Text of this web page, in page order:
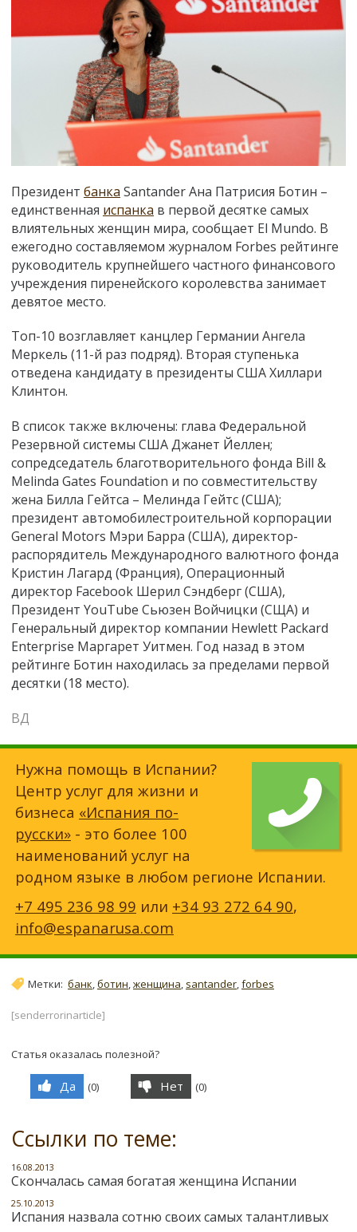
Президент банка Santander Ана Патрисия Ботин –
единственная испанка в первой десятке самых
влиятельных женщин мира, сообщает El Mundo. В
ежегодно составляемом журналом Forbes рейтинге
руководитель крупнейшего частного финансового
учреждения пиренейского королевства занимает
девятое место.
Топ-10 возглавляет канцлер Германии Ангела
Меркель (11-й раз подряд). Вторая ступенька
отведена кандидату в президенты США Хиллари
Клинтон.
В список также включены: глава Федеральной
Резервной системы США Джанет Йеллен;
сопредседатель благотворительного фонда Bill &
Melinda Gates Foundation и по совместительству
жена Билла Гейтса – Мелинда Гейтс (США);
президент автомобилестроительной корпорации
General Motors Мэри Барра (США), директор-
распорядитель Международного валютного фонда
Кристин Лагард (Франция), Операционный
директор Facebook Шерил Сэндберг (США),
Президент YouTube Сьюзен Войчицки (СЩА) и
Генеральный директор компании Hewlett Packard
Enterprise Маргарет Уитмен. Год назад в этом
рейтинге Ботин находилась за пределами первой
десятки (18 место).
ВД
Нужна помощь в Испании?
Центр услуг для жизни и
бизнеса «Испания по-
русски» - это более 100
наименований услуг на
родном языке в любом регионе Испании.
+7 495 236 98 99 или +34 93 272 64 90,
info@espanarusa.com
Метки: банк,ботин,женщина, santander,forbes
[senderrorinarticle]
Статья оказалась полезной?
Да (0) Нет (0)
Ссылки по теме:
16.08.2013
Скончалась самая богатая женщина Испании
25.10.2013
Испания назвала сотню своих самых талантливых